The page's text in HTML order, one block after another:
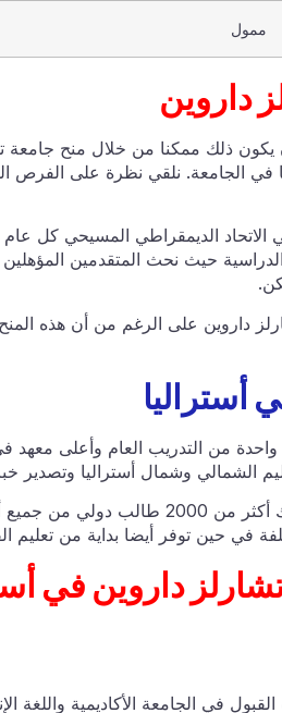
ممول
داروين
ذلك ممكنا من خلال منح جامعة
في الجامعة. نلقي نظرة على الفرص
الدراسية حيث نحث المتقدمين
داروين على الرغم من أن هذه المنح
أستراليا
من التدريب العام وأعلى معهد في
الشمالي وشمال أستراليا وتصدير
معدل القبول في جامعة تشارلز داروين هو 75 ٪
في حين توفر أيضا بداية من تعليم
داروين في
في الجامعة الأكاديمية واللغة